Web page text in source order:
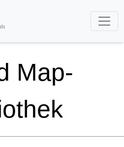
Map-